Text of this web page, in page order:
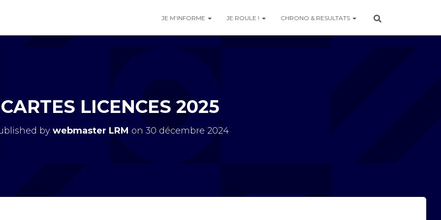
JE M’INFORME JE ROULE ! CHRONO & RESULTATS
CARTES LICENCES 2025
by webmaster LRM on 30 décembre 2024